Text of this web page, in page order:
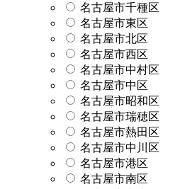
名古屋市千種区
名古屋市東区
名古屋市北区
名古屋市西区
名古屋市中村区
名古屋市中区
名古屋市昭和区
名古屋市瑞穂区
名古屋市熱田区
名古屋市中川区
名古屋市港区
名古屋市南区